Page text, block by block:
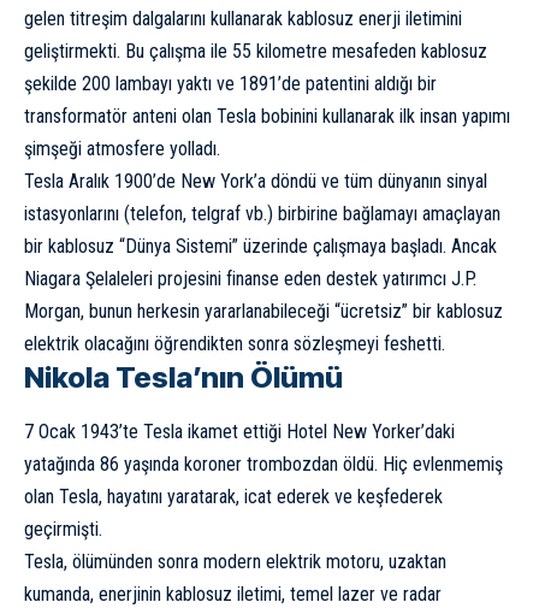
gelen titreşim dalgalarını kullanarak kablosuz enerji iletimini
geliştirmekti. Bu çalışma ile 55 kilometre mesafeden kablosuz
şekilde 200 lambayı yaktı ve 1891’de patentini aldığı bir
transformatör anteni olan Tesla bobinini kullanarak ilk insan yapımı
şimşeği atmosfere yolladı.
Tesla Aralık 1900’de New York’a döndü ve tüm dünyanın sinyal
istasyonlarını (telefon, telgraf vb.) birbirine bağlamayı amaçlayan
bir kablosuz “Dünya Sistemi” üzerinde çalışmaya başladı. Ancak
Niagara Şelaleleri projesini finanse eden destek yatırımcı J.P.
Morgan, bunun herkesin yararlanabileceği “ücretsiz” bir kablosuz
elektrik olacağını öğrendikten sonra sözleşmeyi feshetti.
Nikola Tesla’nın Ölümü
7 Ocak 1943’te Tesla ikamet ettiği Hotel New Yorker’daki
yatağında 86 yaşında koroner trombozdan öldü. Hiç evlenmemiş
olan Tesla, hayatını yaratarak, icat ederek ve keşfederek
geçirmişti.
Tesla, ölümünden sonra modern elektrik motoru, uzaktan
kumanda, enerjinin kablosuz iletimi, temel lazer ve radar